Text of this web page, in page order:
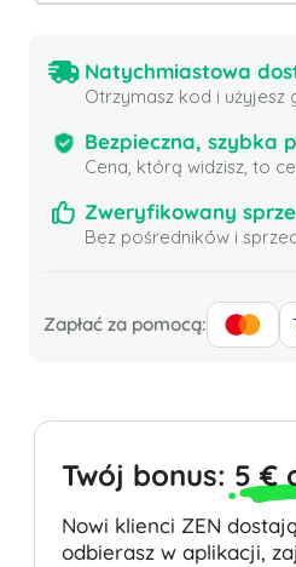
Natychmiastowa
Otrzymasz kod i użyjesz
Bezpieczna, szybka
Cena, którą widzisz, to
Zweryfikowany
Bez pośredników i
Zapłać za pomocą:
Twój bonus: 5 €
Nowi klienci ZEN
odbierasz w aplikacji,